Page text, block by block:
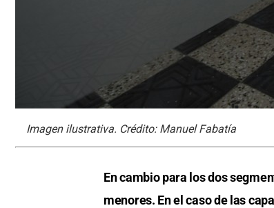
Imagen ilustrativa. Crédito: Manuel Fabatía
En cambio para los dos
menores. En el caso de las